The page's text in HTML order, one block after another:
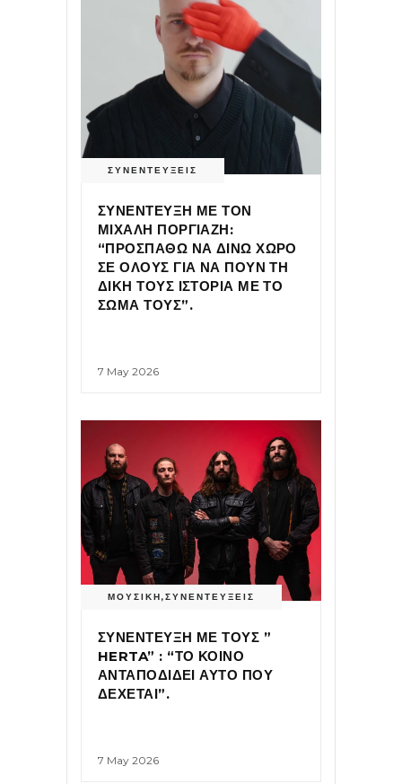
ΣΥΝΕΝΤΕΥΞΕΙΣ
ΣΥΝΕΝΤΕΥΞΗ ΜΕ ΤΟΝ
ΜΙΧΑΛΗ ΠΟΡΓΙΑΖΗ:
“ΠΡΟΣΠΑΘΩ ΝΑ ΔΙΝΩ ΧΩΡΟ
ΣΕ ΟΛΟΥΣ ΓΙΑ ΝΑ ΠΟΥΝ ΤΗ
ΔΙΚΗ ΤΟΥΣ ΙΣΤΟΡΙΑ ΜΕ ΤΟ
ΣΩΜΑ ΤΟΥΣ”.
7 May 2026
ΜΟΥΣΙΚΗ,ΣΥΝΕΝΤΕΥΞΕΙΣ
ΣΥΝΕΝΤΕΥΞΗ ΜΕ ΤΟΥΣ ”
HERTA” : “ΤΟ ΚΟΙΝΟ
ΑΝΤΑΠΟΔΙΔΕΙ ΑΥΤΟ ΠΟΥ
ΔΕΧΕΤΑΙ”.
7 May 2026